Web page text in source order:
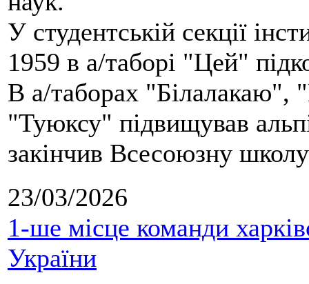
У студентській секції
1959 в а/таборі "Цей"
В а/таборах "Білалакаю",
"Туюксу" підвищував
закінчив Всесоюзну
23/03/2026
1-ше місце команди
України